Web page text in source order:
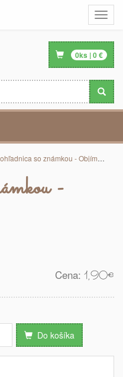
Toggle
0ks |0€
so známkou - Objímanie
-
Cena: 1,90€
Do košíka